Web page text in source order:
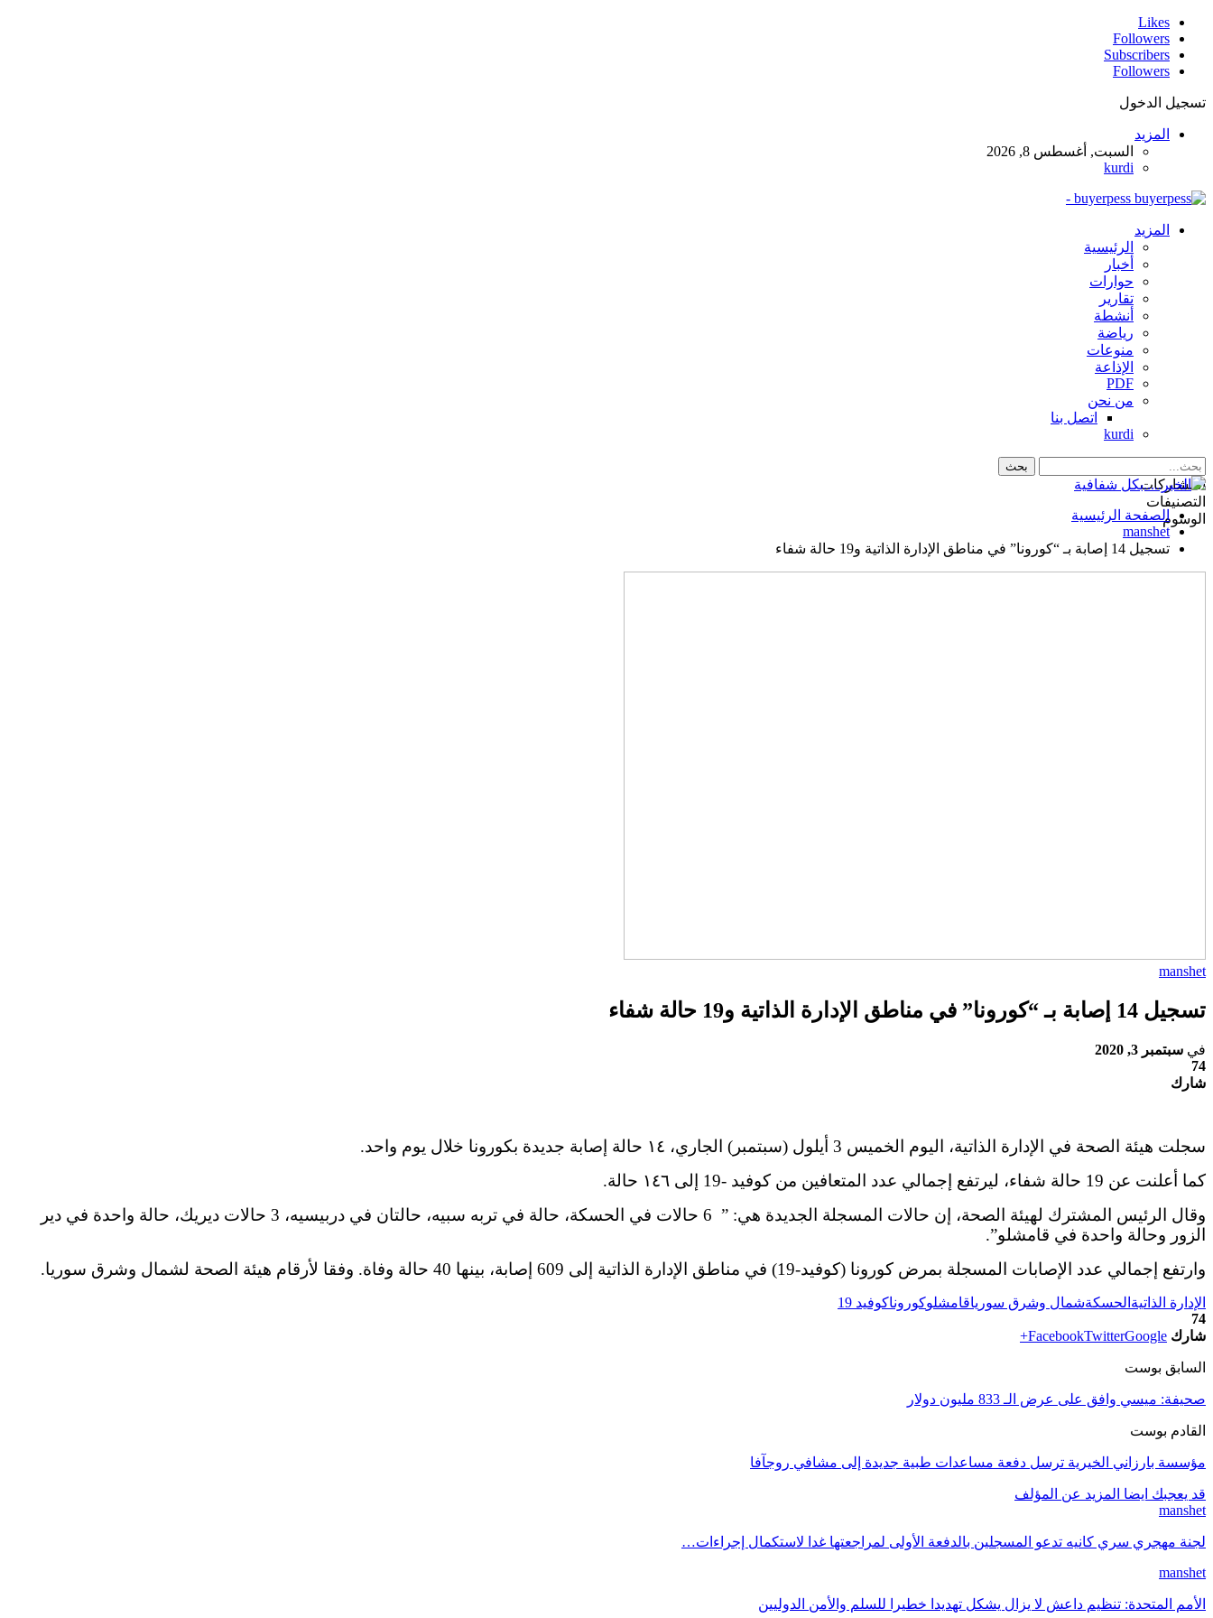
Likes
Followers
Subscribers
Followers
تسجيل الدخول
المزيد
السبت, أغسطس 8, 2026
kurdi
buyerpess -
المزيد
الرئيسية
أخبار
حوارات
تقارير
أنشطة
رياضة
منوعات
الإذاعة
PDF
من نحن
اتصل بنا
kurdi
المشاركات
التصنيفات
الوسومالصفحة الرئيسية
manshet
تسجيل 14 إصابة بـ “كورونا” في مناطق الإدارة الذاتية و19 حالة شفاء
manshet
تسجيل 14 إصابة بـ “كورونا” في مناطق الإدارة الذاتية و19 حالة شفاء
في سبتمبر 3, 2020
74
شارك
سجلت هيئة الصحة في الإدارة الذاتية، اليوم الخميس 3 أيلول (سبتمبر) الجاري، ١٤ حالة إصابة جديدة بكورونا خلال يوم واحد.
كما أعلنت عن 19 حالة شفاء، ليرتفع إجمالي عدد المتعافين من كوفيد -19 إلى ١٤٦ حالة.
وقال الرئيس المشترك لهيئة الصحة، إن حالات المسجلة الجديدة هي: ” 6 حالات في الحسكة، حالة في تربه سبيه، حالتان في دربيسيه، 3 حالات ديريك، حالة واحدة في دير
الزور وحالة واحدة في قامشلو”.
وارتفع إجمالي عدد الإصابات المسجلة بمرض كورونا (كوفيد-19) في مناطق الإدارة الذاتية إلى 609 إصابة، بينها 40 حالة وفاة. وفقا لأرقام هيئة الصحة لشمال وشرق سوريا.
الإدارة الذاتية الحسكةشمال وشرق سورياقامشلوكوروناكوفيد 19
74
شارك
FacebookTwitterGoogle+
السابق بوست
صحيفة: ميسي وافق على عرض الـ 833 مليون دولار
القادم بوست
مؤسسة بارزاني الخيرية ترسل دفعة مساعدات طبية جديدة إلى مشافي روجآفا
قد يعجبك ايضا المزيد عن المؤلف
manshet
لجنة مهجري سري كانيه تدعو المسجلين بالدفعة الأولى لمراجعتها غدا لاستكمال إجراءات…
manshet
الأمم المتحدة: تنظيم داعش لا يزال يشكل تهديدا خطيرا للسلم والأمن الدوليين